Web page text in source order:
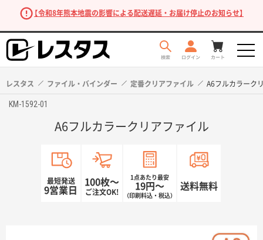
【令和8年熊本地震の影響による配送遅延・お届け停止のお知らせ】
レスタス ファイル・バインダー 定番クリアファイル A6フルカラーク
KM-1592-01
A6フルカラークリアファイル
最短発送
9営業日
100枚〜
ご注文OK!
1点あたり最安
19円〜
（印刷料込・税込）
送料無料